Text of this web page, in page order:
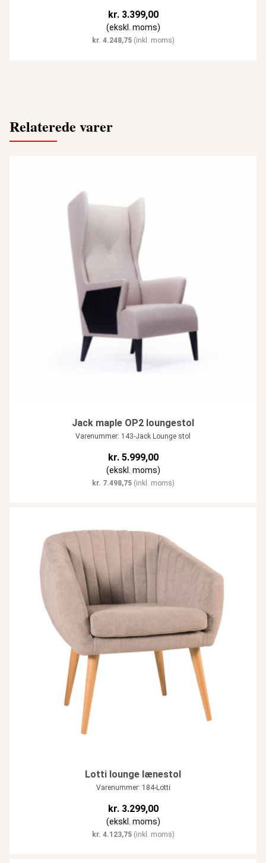
kr.3.399,00
(ekskl. moms)
kr. 4.248,75(inkl. moms)
Relaterede varer
Jack maple OP2 loungestol
Varenummer: 143-Jack Lounge stol
kr.5.999,00
(ekskl. moms)
kr. 7.498,75(inkl. moms)
Lotti lounge lænestol
Varenummer: 184-Lotti
kr.3.299,00
(ekskl. moms)
kr. 4.123,75(inkl. moms)